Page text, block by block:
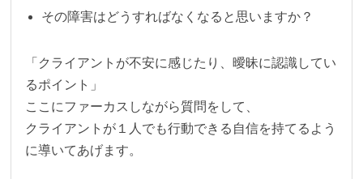
その障害はどうすればなくなると思いますか？
「クライアントが不安に感じたり、曖昧に認識してい
るポイント」
ここにファーカスしながら質問をして、
クライアントが１人でも行動できる自信を持てるよう
に導いてあげます。